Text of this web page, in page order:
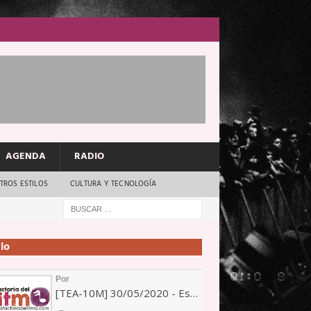
AGENDA RADIO
ESTILOS CULTURA Y TECNOLOGÍA